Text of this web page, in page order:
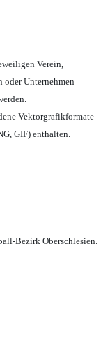
Verein,
oder Unternehmen
Vektorgrafikformate
GIF) enthalten.
Bezirk Oberschlesien.